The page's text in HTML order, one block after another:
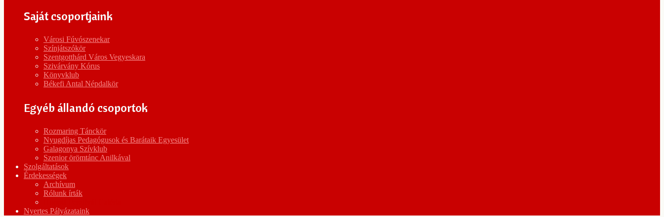
Saját csoportjaink
Városi Fúvószenekar
Színjátszókör
Szentgotthárd Város Vegyeskara
Szivárvány Kórus
Könyvklub
Békefi Antal Népdalkör
Egyéb állandó csoportok
Rozmaring Tánckör
Nyugdíjas Pedagógusok és Barátaik Egyesület
Galagonya Szívklub
Szenior örömtánc Anilkával
Szolgáltatások
Érdekességek
Archívum
Rólunk írták
Nyertes Pályázataink